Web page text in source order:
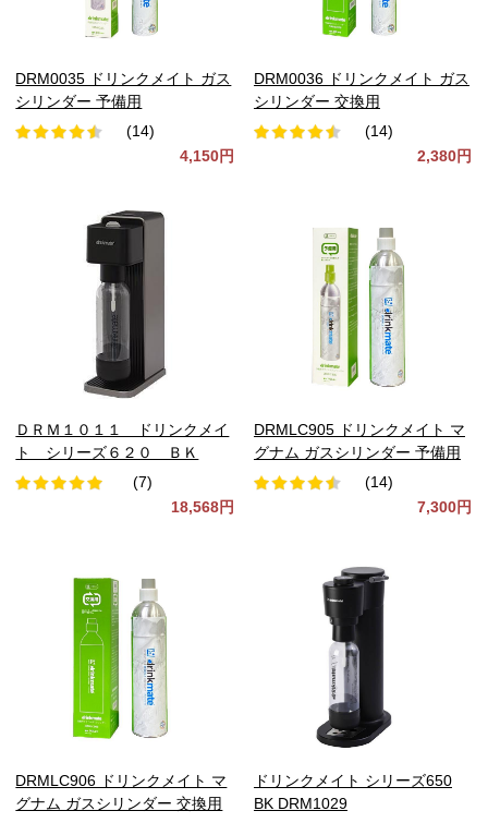
DRM0035 ドリンクメイト ガス
シリンダー 予備用
(14)
4,150円
DRM0036 ドリンクメイト ガス
シリンダー 交換用
(14)
2,380円
ＤＲＭ１０１１ ドリンクメイ
ト シリーズ６２０ ＢＫ
(7)
18,568円
DRMLC905 ドリンクメイト マ
グナム ガスシリンダー 予備用
(14)
7,300円
DRMLC906 ドリンクメイト マ
グナム ガスシリンダー 交換用
ドリンクメイト シリーズ650
BK DRM1029